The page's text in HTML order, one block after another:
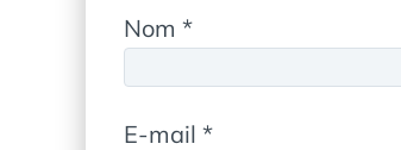
Nom *
E-mail *